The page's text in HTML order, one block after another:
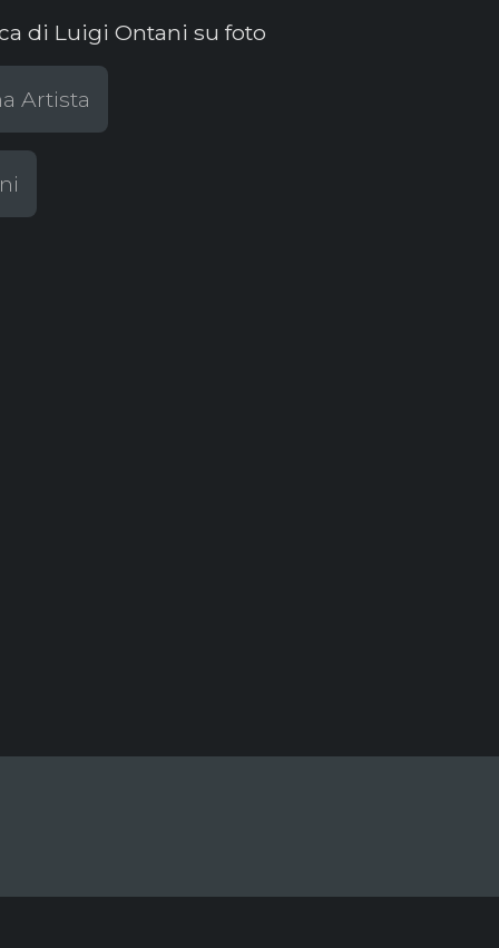
di Luigi Ontani su foto
Artista